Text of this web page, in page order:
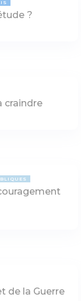
?
craindre
de la Guerre